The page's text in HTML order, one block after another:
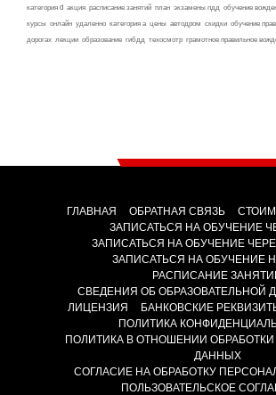
категория d акция расписание занятий план экзамены пдд обучение
курсы онлайн удаленно категория а цены автодром скидки обучение
дорогах лекции образование гибдд техосмотр грамотное правильное
ГЛАВНАЯ ОБРАТНАЯ СВЯЗЬ
ЗАПИСАТЬСЯ НА ОБУЧЕНИЕ
ЗАПИСАТЬСЯ НА ОБУЧЕНИЕ
ЗАПИСАТЬСЯ НА ОБУЧЕНИЕ
РАСПИСАНИЕ
СВЕДЕНИЯ ОБ ОБРАЗОВАТЕЛЬНОЙ
ЛИЦЕНЗИЯ
БАНКОВСКИЕ
ПОЛИТИКА
ПОЛИТИКА В ОТНОШЕНИИ
ДАННЫХ
СОГЛАСИЕ НА ОБРАБОТКУ
ПОЛЬЗОВАТЕЛЬСКОЕ